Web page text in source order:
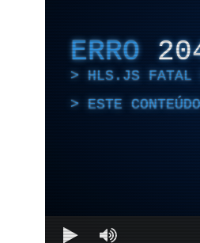
ERRO
HLS.JS FATAL
ESTE